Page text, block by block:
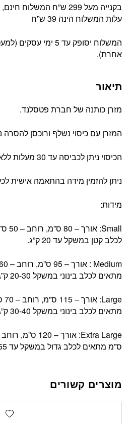
בקנייה מעל 299 ש”ח
עלות המשלוח הינה 39 ש”ח
המשלוח יסופק עד 5 ימי
אחרת).
תיאור
מזרן כותנה של חברת פטסלנד.
המזרן עם כיסוי נשלף ורוכסן להסרה
הכיסוי ניתן לכביסה עד 30 מעלות ללא סחיטה.
ניתן להזמין מידה בהתאמה אישית
מידות:
לכלב קטן במשקל עד 20 ק”ג.
מתאים לכלב בינוני במשקל 20-30 ק”ג.
מתאים לכלב בינוני במשקל 30-40 ק”ג.
ס”מ מתאים לכלב גדול במשקל עד 55 ק”ג.
מוצרים קשורים